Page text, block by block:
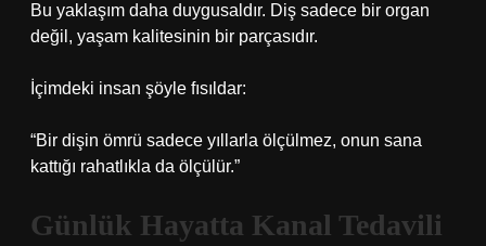
Bu yaklaşım daha duygusaldır. Diş sadece bir organ
değil, yaşam kalitesinin bir parçasıdır.
İçimdeki insan şöyle fısıldar:
“Bir dişin ömrü sadece yıllarla ölçülmez, onun sana
kattığı rahatlıkla da ölçülür.”
Günlük Hayatta Kanal Tedavili